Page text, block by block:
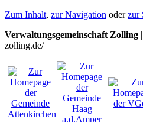
Zum Inhalt, zur Navigation oderzur
Verwaltungsgemeinschaft Zolling
zolling.de/